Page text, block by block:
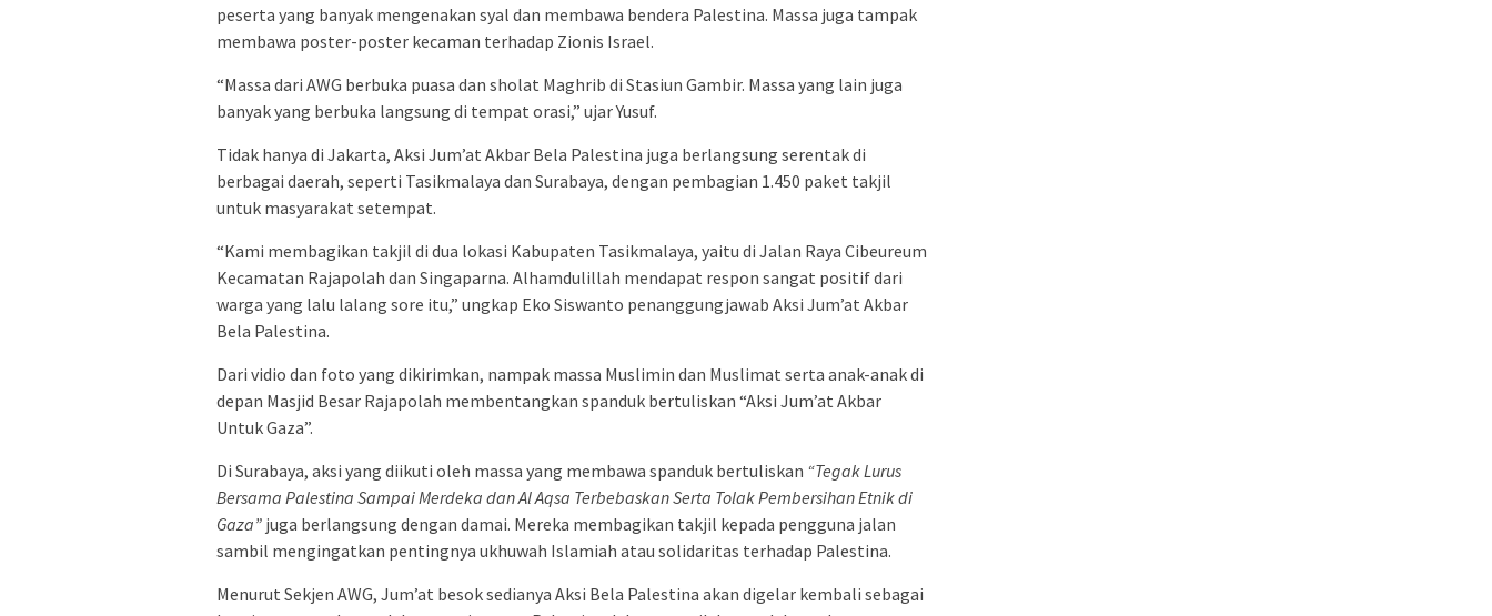
peserta yang banyak mengenakan syal dan membawa bendera Palestina. Massa juga tampak
membawa poster-poster kecaman terhadap Zionis Israel.
“Massa dari AWG berbuka puasa dan sholat Maghrib di Stasiun Gambir. Massa yang lain juga
banyak yang berbuka langsung di tempat orasi,” ujar Yusuf.
Tidak hanya di Jakarta, Aksi Jum’at Akbar Bela Palestina juga berlangsung serentak di
berbagai daerah, seperti Tasikmalaya dan Surabaya, dengan pembagian 1.450 paket takjil
untuk masyarakat setempat.
“Kami membagikan takjil di dua lokasi Kabupaten Tasikmalaya, yaitu di Jalan Raya Cibeureum
Kecamatan Rajapolah dan Singaparna. Alhamdulillah mendapat respon sangat positif dari
warga yang lalu lalang sore itu,” ungkap Eko Siswanto penanggungjawab Aksi Jum’at Akbar
Bela Palestina.
Dari vidio dan foto yang dikirimkan, nampak massa Muslimin dan Muslimat serta anak-anak di
depan Masjid Besar Rajapolah membentangkan spanduk bertuliskan “Aksi Jum’at Akbar
Untuk Gaza”.
Di Surabaya, aksi yang diikuti oleh massa yang membawa spanduk bertuliskan “Tegak Lurus
Bersama Palestina Sampai Merdeka dan Al Aqsa Terbebaskan Serta Tolak Pembersihan Etnik di
Gaza” juga berlangsung dengan damai. Mereka membagikan takjil kepada pengguna jalan
sambil mengingatkan pentingnya ukhuwah Islamiah atau solidaritas terhadap Palestina.
Menurut Sekjen AWG, Jum’at besok sedianya Aksi Bela Palestina akan digelar kembali sebagai